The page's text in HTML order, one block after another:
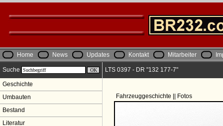
Home News Updates Kontakt Mitarbeiter
Suche
Geschichte
Umbauten
Bestand
Literatur
LTS 0397 - DR "132 177-7"
Fahrzeuggeschichte || Fotos